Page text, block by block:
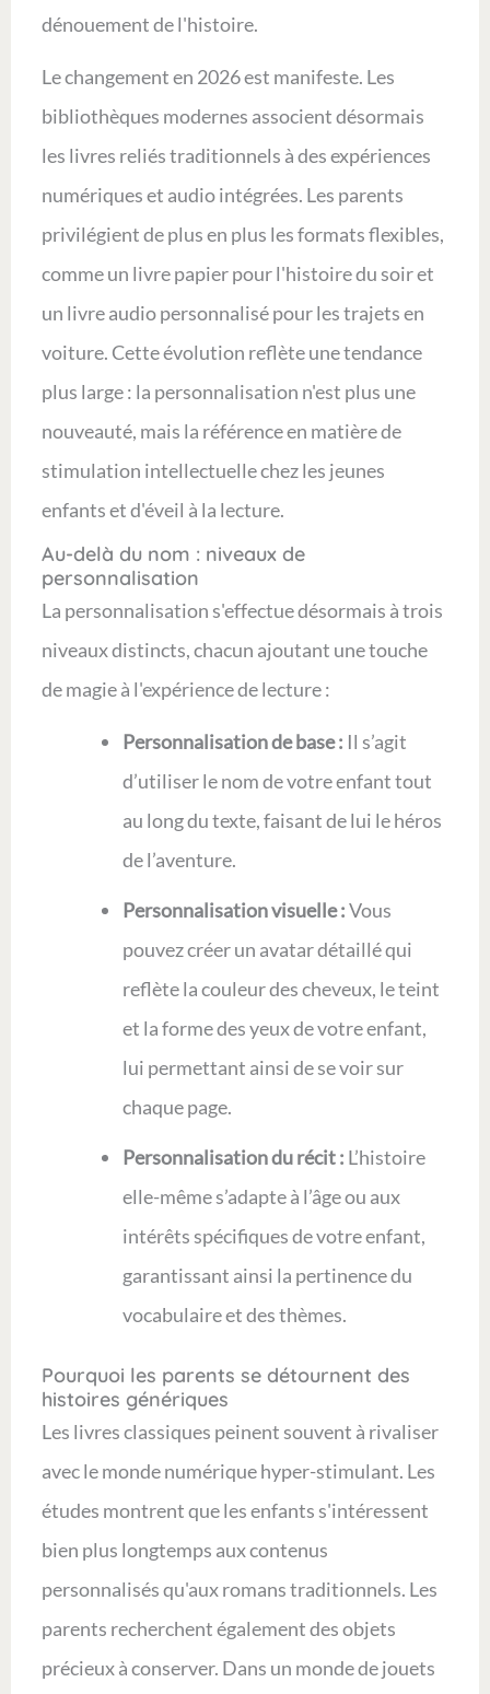
dénouement de l'histoire.
Le changement en 2026 est manifeste. Les
bibliothèques modernes associent désormais
les livres reliés traditionnels à des expériences
numériques et audio intégrées. Les parents
privilégient de plus en plus les formats flexibles,
comme un livre papier pour l'histoire du soir et
un livre audio personnalisé pour les trajets en
voiture. Cette évolution reflète une tendance
plus large : la personnalisation n'est plus une
nouveauté, mais la référence en matière de
stimulation intellectuelle chez les jeunes
enfants et d'éveil à la lecture.
Au-delà du nom : niveaux de
personnalisation
La personnalisation s'effectue désormais à trois
niveaux distincts, chacun ajoutant une touche
de magie à l'expérience de lecture :
Personnalisation de base : Il s’agit
d’utiliser le nom de votre enfant tout
au long du texte, faisant de lui le héros
de l’aventure.
Personnalisation visuelle :Vous
pouvez créer un avatar détaillé qui
reflète la couleur des cheveux, le teint
et la forme des yeux de votre enfant,
lui permettant ainsi de se voir sur
chaque page.
Personnalisation du récit : L’histoire
elle-même s’adapte à l’âge ou aux
intérêts spécifiques de votre enfant,
garantissant ainsi la pertinence du
vocabulaire et des thèmes.
Pourquoi les parents se détournent des
histoires génériques
Les livres classiques peinent souvent à rivaliser
avec le monde numérique hyper-stimulant. Les
études montrent que les enfants s'intéressent
bien plus longtemps aux contenus
personnalisés qu'aux romans traditionnels. Les
parents recherchent également des objets
précieux à conserver. Dans un monde de jouets